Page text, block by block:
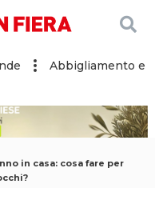
Abbigliamento e
in casa: cosa fare per